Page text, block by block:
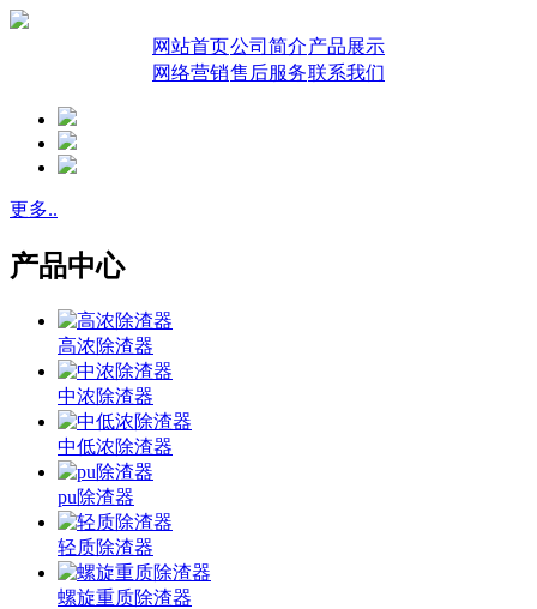
网站首页公司简介产品展示
网络营销售后服务联系我们
更多..
产品中心
高浓除渣器
中浓除渣器
中低浓除渣器
pu除渣器
轻质除渣器
螺旋重质除渣器